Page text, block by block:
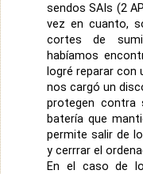
sendos SAIs (2
vez en cuanto,
cortes de
habíamos
logré reparar con
nos cargó un
protegen contra
batería que
permite salir de
y cerrrar el
En el caso de